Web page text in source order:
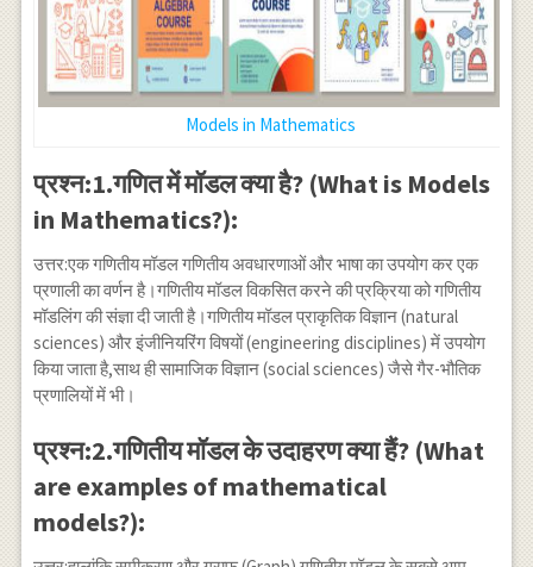
Models in Mathematics
प्रश्न:1.गणित में मॉडल क्या है? (What is Models
in Mathematics?):
उत्तर:एक गणितीय मॉडल गणितीय अवधारणाओं और भाषा का उपयोग कर एक
प्रणाली का वर्णन है।गणितीय मॉडल विकसित करने की प्रक्रिया को गणितीय
मॉडलिंग की संज्ञा दी जाती है।गणितीय मॉडल प्राकृतिक विज्ञान (natural
sciences) और इंजीनियरिंग विषयों (engineering disciplines) में उपयोग
किया जाता है,साथ ही सामाजिक विज्ञान (social sciences) जैसे गैर-भौतिक
प्रणालियों में भी।
प्रश्न:2.गणितीय मॉडल के उदाहरण क्या हैं? (What
are examples of mathematical
models?):